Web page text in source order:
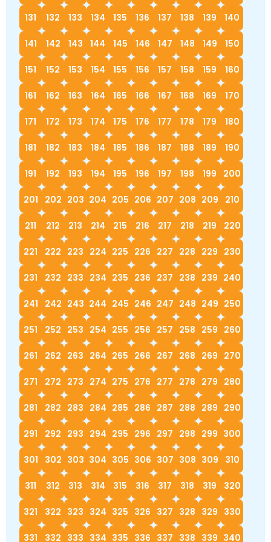
131 132 133 134 135 136 137 138 139 140
141 142 143 144 145 146 147 148 149 150
151 152 153 154 155 156 157 158 159 160
161 162 163 164 165 166 167 168 169 170
171 172 173 174 175 176 177 178 179 180
181 182 183 184 185 186 187 188 189 190
191 192 193 194 195 196 197 198 199 200
201 202 203 204 205 206 207 208 209 210
211 212 213 214 215 216 217 218 219 220
221 222 223 224 225 226 227 228 229 230
231 232 233 234 235 236 237 238 239 240
241 242 243 244 245 246 247 248 249 250
251 252 253 254 255 256 257 258 259 260
261 262 263 264 265 266 267 268 269 270
271 272 273 274 275 276 277 278 279 280
281 282 283 284 285 286 287 288 289 290
291 292 293 294 295 296 297 298 299 300
301 302 303 304 305 306 307 308 309 310
311 312 313 314 315 316 317 318 319 320
321 322 323 324 325 326 327 328 329 330
331 332 333 334 335 336 337 338 339 340